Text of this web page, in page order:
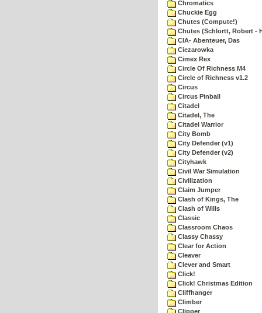
Chromatics
Chuckie Egg
Chutes (Compute!)
Chutes (Schlortt, Robert -
CIA- Abenteuer, Das
Ciezarowka
Cimex Rex
Circle Of Richness M4
Circle of Richness v1.2
Circus
Circus Pinball
Citadel
Citadel, The
Citadel Warrior
City Bomb
City Defender (v1)
City Defender (v2)
Cityhawk
Civil War Simulation
Civilization
Claim Jumper
Clash of Kings, The
Clash of Wills
Classic
Classroom Chaos
Classy Chassy
Clear for Action
Cleaver
Clever and Smart
Click!
Click! Christmas Edition
Cliffhanger
Climber
Clipper